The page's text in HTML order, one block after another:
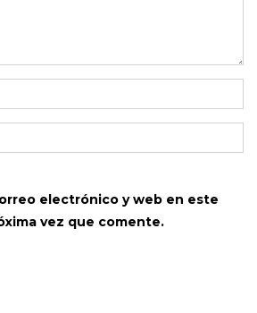
electrónico y web en este
vez que comente.